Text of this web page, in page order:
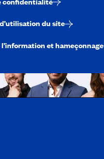
du site
et hameçonnage